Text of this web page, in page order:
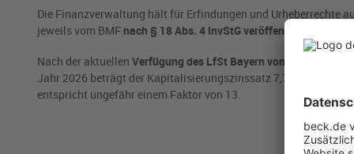
Die Finanzverwaltung hält für Erfindungen und Urheberrechte
jeweils vom BMF nach § 18 Abs. 4 InvStG veröffentlichten
Nach der aktuellen Verfügung des LfSt Bayern vom 10.2.2026
Jahr 2026 beträgt der Kapitalisierungszinssatz 7,70%
entspricht ungefähr einem Faktor von 13.